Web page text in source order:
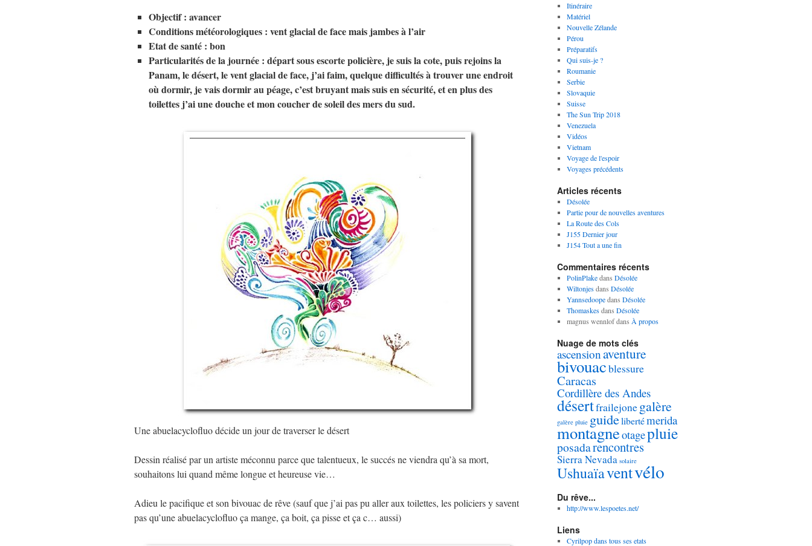
Objectif : avancer
Conditions météorologiques : vent glacial de face mais jambes à l’air
Etat de santé : bon
Particularités de la journée : départ sous escorte policière, je suis la cote, puis rejoins la
Panam, le désert, le vent glacial de face, j’ai faim, quelque difficultés à trouver une endroit
où dormir, je vais dormir au péage, c’est bruyant mais suis en sécurité, et en plus des
toilettes j’ai une douche et mon coucher de soleil des mers du sud.
Une abuelacyclofluo décide un jour de traverser le désert
Dessin réalisé par un artiste méconnu parce que talentueux, le succés ne viendra qu’à sa mort,
souhaitons lui quand même longue et heureuse vie…
Adieu le pacifique et son bivouac de rêve (sauf que j’ai pas pu aller aux toilettes, les policiers y savent
pas qu’une abuelacyclofluo ça mange, ça boit, ça pisse et ça c… aussi)
Itinéraire
Matériel
Nouvelle Zélande
Pérou
Préparatifs
Qui suis-je ?
Roumanie
Serbie
Slovaquie
Suisse
The Sun Trip 2018
Venezuela
Vidéos
Vietnam
Voyage de l'espoir
Voyages précédents
Articles récents
Désolée
Partie pour de nouvelles aventures
La Route des Cols
J155 Dernier jour
J154 Tout a une fin
Commentaires récents
PolinPlakedans Désolée
Wiltonjesdans Désolée
Yannsedoopedans Désolée
Thomaskesdans Désolée
magnus wennlofdans À propos
Nuage de mots clés
ascensionaventure
bivouacblessure
Caracas
Cordillère des Andes
désertfrailejonegalère
galère pluie guidelibertémerida
montagneotagepluie
posadarencontres
Sierra Nevada solaire
Ushuaïaventvélo
Du rêve...
http://www.lespoetes.net/
Liens
Cyrilpop dans tous ses etats